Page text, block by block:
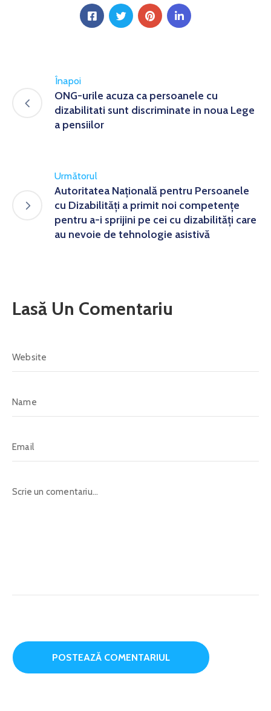
Înapoi
ONG-urile acuza ca persoanele cu
dizabilitati sunt discriminate in noua Lege
a pensiilor
Următorul
Autoritatea Naţională pentru Persoanele
cu Dizabilităţi a primit noi competenţe
pentru a-i sprijini pe cei cu dizabilităţi care
au nevoie de tehnologie asistivă
Lasă Un Comentariu